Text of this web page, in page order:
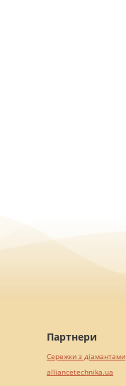
Партнери
Сережки з діамантами
alliancetechnika.ua